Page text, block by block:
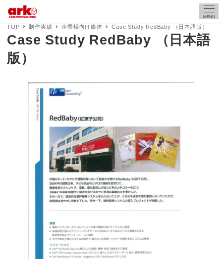
MENU
TOP 制作実績 企業様向け媒体 Case Study RedBaby （日本語版）
Case Study RedBaby （日本語
版）